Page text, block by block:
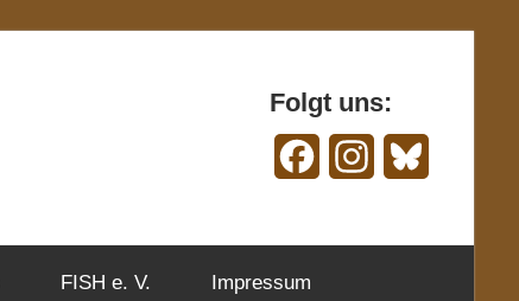
Folgt uns:
FacebookInstagram
FISH e. V. Impressum